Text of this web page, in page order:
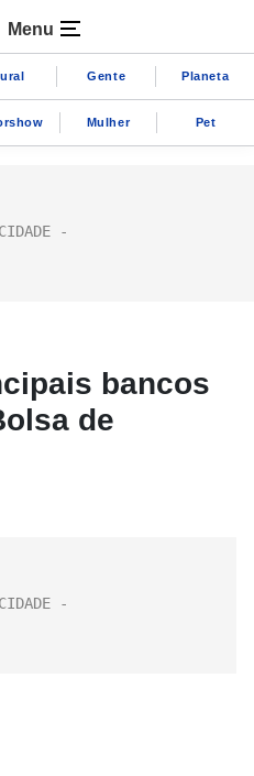
Menu
Gente Planeta
Mulher Pet
bancos
de